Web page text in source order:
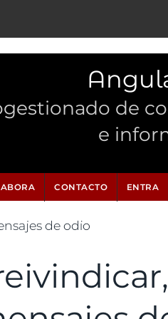
de
e
CONTACTO ENTRA
de odio